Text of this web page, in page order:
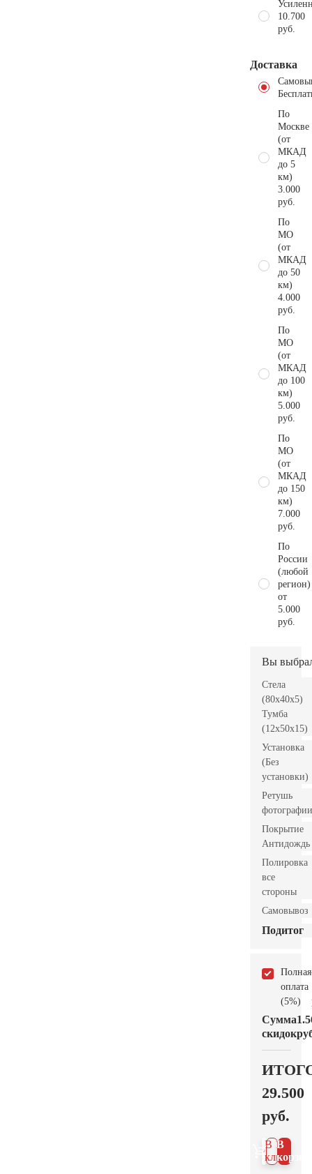
10.700
руб.
Доставка
По
Москве
(от
МКАД
до 5
км)
3.000
руб.
По
МО
(от
МКАД
до 50
км)
4.000
руб.
По
МО
(от
МКАД
до 100
км)
5.000
руб.
По
МО
(от
МКАД
до 150
км)
7.000
руб.
По
России
(любой
регион)
от
5.000
руб.
Вы
Стела
(80x40x5)
Тумба
(12x50x15)
Установка
(Без
установки)
Ретушь
фотографии
Покрытие
Антидождь
Полировка
все
стороны
Самовывоз
Подитог
Полная
оплата
(5%)
Сумма
скидок
29.500
руб.
В
В 1
клик